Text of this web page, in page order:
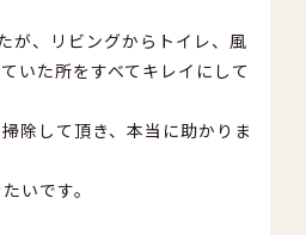
が、リビングからトイレ、風
いた所をすべてキレイにして
除して頂き、本当に助かりま
いです。